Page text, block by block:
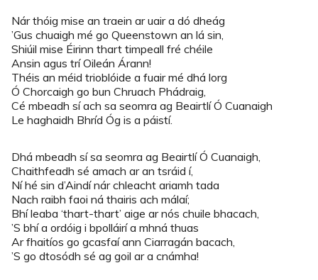
Nár thóig mise an traein ar uair a dó dheág
’Gus chuaigh mé go Queenstown an lá sin,
Shiúil mise Éirinn thart timpeall fré chéile
Ansin agus trí Oileán Árann!
Théis an méid trioblóide a fuair mé dhá lorg
Ó Chorcaigh go bun Chruach Phádraig,
Cé mbeadh sí ach sa seomra ag Beairtlí Ó Cuanaigh
Le haghaidh Bhríd Óg is a páistí.
Dhá mbeadh sí sa seomra ag Beairtlí Ó Cuanaigh,
Chaithfeadh sé amach ar an tsráid í,
Ní hé sin d’Aindí nár chleacht ariamh tada
Nach raibh faoi ná thairis ach málaí;
Bhí leaba ‘thart-thart’ aige ar nós chuile bhacach,
’S bhí a ordóig i bpolláirí a mhná thuas
Ar fhaitíos go gcasfaí ann Ciarragán bacach,
’S go dtosódh sé ag goil ar a cnámha!